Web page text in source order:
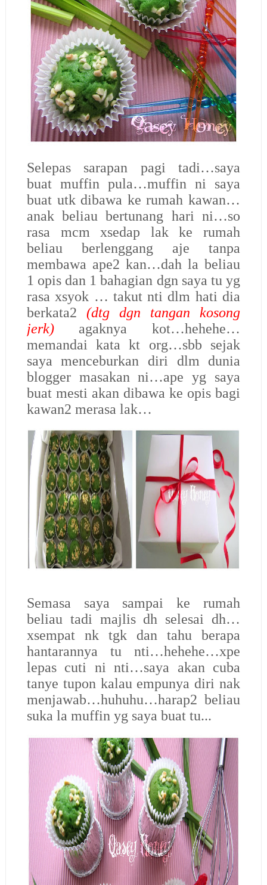
Selepas sarapan pagi tadi…saya
buat muffin pula…muffin ni saya
buat utk dibawa ke rumah kawan…
anak beliau bertunang hari ni…so
rasa mcm xsedap lak ke rumah
beliau berlenggang aje tanpa
membawa ape2 kan…dah la beliau
1 opis dan 1 bahagian dgn saya tu yg
rasa xsyok … takut nti dlm hati dia
berkata2 (dtg dgn tangan kosong
jerk)agaknya kot…hehehe…
memandai kata kt org…sbb sejak
saya menceburkan diri dlm dunia
blogger masakan ni…ape yg saya
buat mesti akan dibawa ke opis bagi
kawan2 merasa lak…
Semasa saya sampai ke rumah
beliau tadi majlis dh selesai dh…
xsempat nk tgk dan tahu berapa
hantarannya tu nti…hehehe…xpe
lepas cuti ni nti…saya akan cuba
tanye tupon kalau empunya diri nak
menjawab…huhuhu…harap2 beliau
suka la muffin yg saya buat tu...